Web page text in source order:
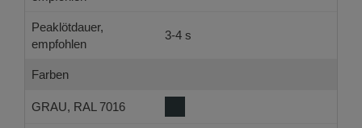
Peaklötdauer,
empfohlen
3-4 s
Farben
GRAU, RAL 7016